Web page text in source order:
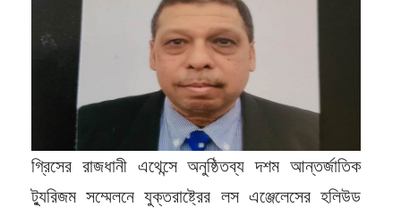
গ্রিসের রাজধানী এথেন্সে অনুষ্ঠিতব্য দশম আন্তর্জাতিক
ট্যুরিজম সম্মেলনে যুক্তরাষ্ট্রের লস এঞ্জেলেসের হলিউড